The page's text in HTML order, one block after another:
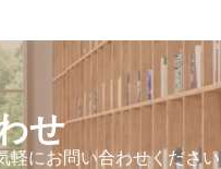
せ
軽にお問い合わせください